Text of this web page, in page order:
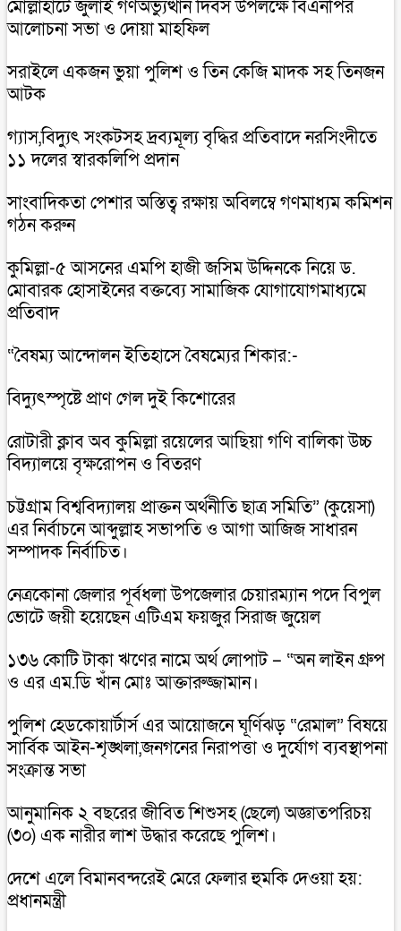
মোল্লাহাটে জুলাই গণঅভ্যুত্থান দিবস উপলক্ষে বিএনপির
আলোচনা সভা ও দোয়া মাহফিল
সরাইলে একজন ভুয়া পুলিশ ও তিন কেজি মাদক সহ তিনজন
আটক
গ্যাস,বিদ্যুৎ সংকটসহ দ্রব্যমূল্য বৃদ্ধির প্রতিবাদে নরসিংদীতে
১১ দলের স্বারকলিপি প্রদান
সাংবাদিকতা পেশার অস্তিত্ব রক্ষায় অবিলম্বে গণমাধ্যম কমিশন
গঠন করুন
কুমিল্লা-৫ আসনের এমপি হাজী জসিম উদ্দিনকে নিয়ে ড.
মোবারক হোসাইনের বক্তব্যে সামাজিক যোগাযোগমাধ্যমে
প্রতিবাদ
“বৈষম্য আন্দোলন ইতিহাসে বৈষম্যের শিকার:-
বিদ্যুৎস্পৃষ্টে প্রাণ গেল দুই কিশোরের
রোটারী ক্লাব অব কুমিল্লা রয়েলের আছিয়া গণি বালিকা উচ্চ
বিদ্যালয়ে বৃক্ষরোপন ও বিতরণ
চট্টগ্রাম বিশ্ববিদ্যালয় প্রাক্তন অর্থনীতি ছাত্র সমিতি” (কুয়েসা)
এর নির্বাচনে আব্দুল্লাহ সভাপতি ও আগা আজিজ সাধারন
সম্পাদক নির্বাচিত।
নেত্রকোনা জেলার পূর্বধলা উপজেলার চেয়ারম্যান পদে বিপুল
ভোটে জয়ী হয়েছেন এটিএম ফয়জুর সিরাজ জুয়েল
১৩৬ কোটি টাকা ঋণের নামে অর্থ লোপাট – “অন লাইন গ্রুপ
ও এর এম.ডি খাঁন মোঃ আক্তারুজ্জামান।
পুলিশ হেডকোয়ার্টার্স এর আয়োজনে ঘূর্ণিঝড় “রেমাল” বিষয়ে
সার্বিক আইন-শৃঙ্খলা,জনগনের নিরাপত্তা ও দুর্যোগ ব্যবস্থাপনা
সংক্রান্ত সভা
আনুমানিক ২ বছরের জীবিত শিশুসহ (ছেলে) অজ্ঞাতপরিচয়
(৩০) এক নারীর লাশ উদ্ধার করেছে পুলিশ।
দেশে এলে বিমানবন্দরেই মেরে ফেলার হুমকি দেওয়া হয়:
প্রধানমন্ত্রী